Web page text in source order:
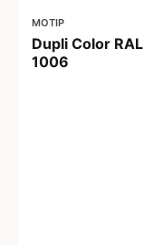
MOTIP
Dupli Color RAL
1006